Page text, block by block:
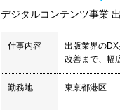
デジタルコンテンツ事業
仕事内容
出版業界の
改善まで、幅
勤務地 東京都港区